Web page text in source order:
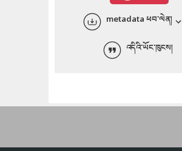
ភាសាខ្មែរ
metadata ཕབ་ལེན།
འདིའི་ཡོང་ཁུངས།